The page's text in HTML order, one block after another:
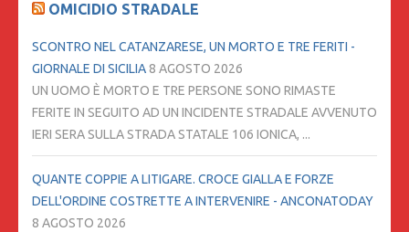
OMICIDIO STRADALE
SCONTRO NEL CATANZARESE, UN MORTO E TRE FERITI -
GIORNALE DI SICILIA8 AGOSTO 2026
UN UOMO È MORTO E TRE PERSONE SONO RIMASTE
FERITE IN SEGUITO AD UN INCIDENTE STRADALE AVVENUTO
IERI SERA SULLA STRADA STATALE 106 IONICA, ...
QUANTE COPPIE A LITIGARE. CROCE GIALLA E FORZE
DELL'ORDINE COSTRETTE A INTERVENIRE - ANCONATODAY
8 AGOSTO 2026